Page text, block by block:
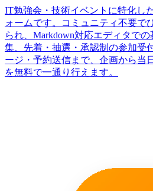
IT勉強会・技術イベントに特化し
ォームです。コミュニティ不要で
られ、Markdown対応エディタで
集、先着・抽選・承認制の参加受
ージ・予約送信まで、企画から当
を無料で一通り行えます。